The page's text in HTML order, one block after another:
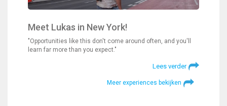
Meet Lukas in New York!
"Opportunities like this don't come around often, and you'll
learn far more than you expect."
Lees verder
Meer experiences bekijken